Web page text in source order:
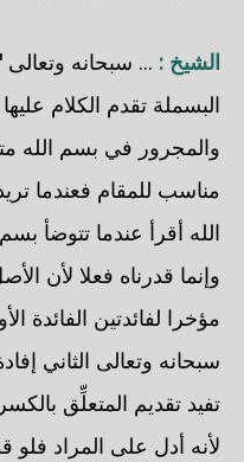
الشيخ : ... سبحانه وتعالى
البسملة تقدم الكلام
والمجرور في بسم الله
مناسب للمقام فعندما
الله أقرأ عندما تتوضأ
وإنما قدرناه فعلا لأن
مؤخرا لفائدتين الفائدة
سبحانه وتعالى الثاني
تفيد تقديم المتعلِّق
لأنه أدل على المراد فلو